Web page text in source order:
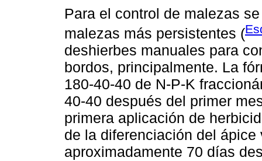
Para el control de malezas
malezas más persistentes (
deshierbes manuales para
bordos, principalmente. La
180-40-40 de N-P-K
40-40 después del primer
primera aplicación de
de la diferenciación del
aproximadamente 70 días